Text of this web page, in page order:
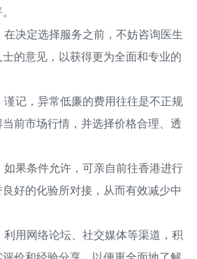
决定选择服务之前，不妨咨询医生
的意见，以获得更为全面和专业的
记，异常低廉的费用往往是不正规
前市场行情，并选择价格合理、透
果条件允许，可亲自前往香港进行
好的化验所对接，从而有效减少中
用网络论坛、社交媒体等渠道，积